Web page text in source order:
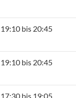
19:10 bis 20:45
19:10 bis 20:45
17:30 bis 19:05